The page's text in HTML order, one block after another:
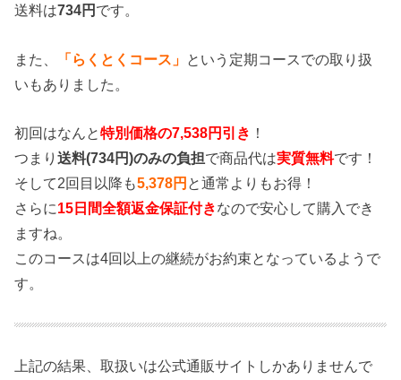
送料は734円 です。
また、 「らくとくコース」 という定期コースでの取り扱
いもありました。
初回はなんと特別価格の7,538円引き ！
つまり送料(734円)のみの負担で商品代は実質無料です！
そして2回目以降も5,378円 と通常よりもお得！
さらに15日間全額返金保証付きなので安心して購入でき
ますね。
このコースは4回以上の継続がお約束となっているようで
す。
上記の結果、取扱いは公式通販サイトしかありませんで